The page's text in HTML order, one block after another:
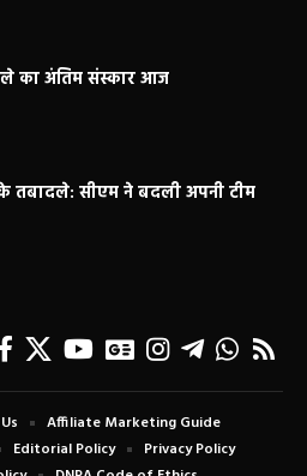
का अंतिम संस्कार आज
सीएम ने बदली अपनी टीम
Affiliate Marketing Guide
Editorial Policy
Privacy Policy